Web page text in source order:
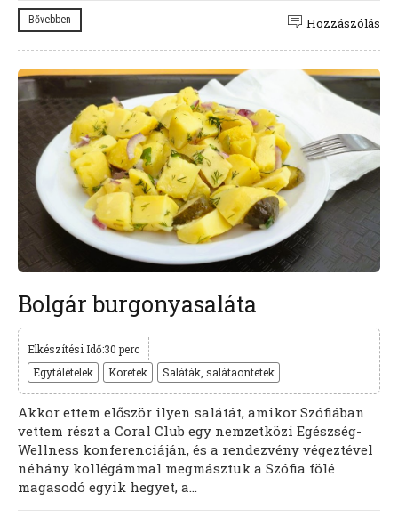
Bővebben Hozzászólás
Bolgár burgonyasaláta
Elkészítési Idő:30 perc
Egytálételek
Köretek Saláták, salátaöntetek
Akkor ettem először ilyen salátát, amikor Szófiában
vettem részt a Coral Club egy nemzetközi Egészség-
Wellness konferenciáján, és a rendezvény végeztével
néhány kollégámmal megmásztuk a Szófia fölé
magasodó egyik hegyet, a...